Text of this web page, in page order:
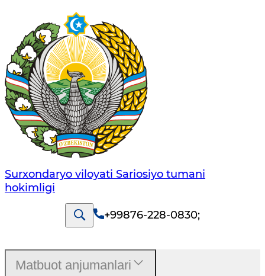
Surxondaryo viloyati Sariosiyo tumani
hokimligi
+99876-228-0830;
Matbuot anjumanlari